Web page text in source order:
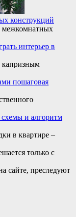
конструкций
межкомнатных
интерьер в
капризным
пошаговая
схемы и алгоритм
в квартире –
только с
сайте, преследуют